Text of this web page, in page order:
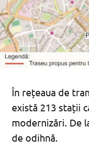
În rețeaua de
există 213 stații
modernizări. De
de odihnă.